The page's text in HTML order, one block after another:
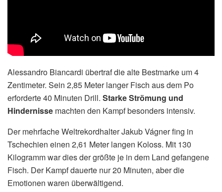
Alessandro Biancardi übertraf die alte Bestmarke um 4
Zentimeter. Sein 2,85 Meter langer Fisch aus dem Po
erforderte 40 Minuten Drill. Starke Strömung und
Hindernisse machten den Kampf besonders intensiv.
Der mehrfache Weltrekordhalter Jakub Vágner fing in
Tschechien einen 2,61 Meter langen Koloss. Mit 130
Kilogramm war dies der größte je in dem Land gefangene
Fisch. Der Kampf dauerte nur 20 Minuten, aber die
Emotionen waren überwältigend.